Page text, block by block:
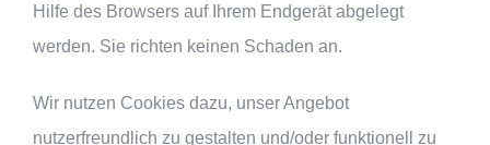
Hilfe des Browsers auf Ihrem Endgerät abgelegt
werden. Sie richten keinen Schaden an.
Wir nutzen Cookies dazu, unser Angebot
nutzerfreundlich zu gestalten und/oder funktionell zu